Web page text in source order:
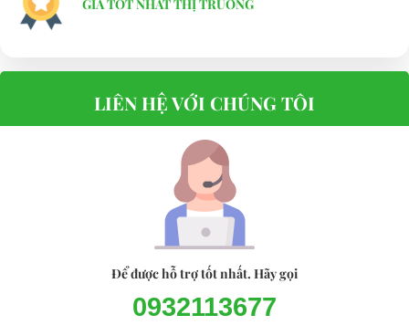
GIÁ TỐT NHẤT THỊ TRƯỜNG
LIÊN HỆ VỚI CHÚNG TÔI
Để được hỗ trợ tốt nhất. Hãy gọi
0932113677